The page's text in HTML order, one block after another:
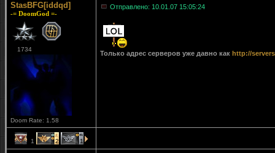
StasBFG[iddqd]
-= DoomGod =-
1734
Doom Rate: 1.58
Отправлено: 10.01.07 15:05:24
Только адрес серверов уже давно как http://
1 2 1